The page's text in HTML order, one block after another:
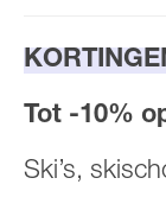
Tot -10%
Ski’s,